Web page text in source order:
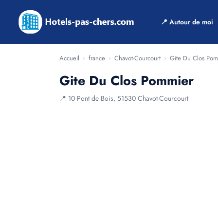
📍 Autour de moi
Accueil › france › Chavot-Courcourt › Gite Du Clos
Gite Du Clos Pommier
📍 10 Pont de Bois, 51530 Chavot-Courcourt